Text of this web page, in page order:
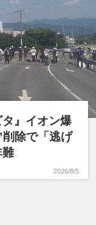
』イオン爆
除で「逃げ
難
2026/8/5